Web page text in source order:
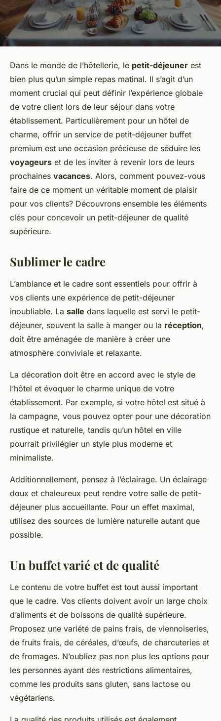
Dans le monde de l’hôtellerie, le petit-déjeuner est
bien plus qu’un simple repas matinal. Il s’agit d’un
moment crucial qui peut définir l’expérience globale
de votre client lors de leur séjour dans votre
établissement. Particulièrement pour un hôtel de
charme, offrir un service de petit-déjeuner buffet
premium est une occasion précieuse de séduire les
voyageurs et de les inviter à revenir lors de leurs
prochaines vacances. Alors, comment pouvez-vous
faire de ce moment un véritable moment de plaisir
pour vos clients? Découvrons ensemble les éléments
clés pour concevoir un petit-déjeuner de qualité
supérieure.
Sublimer le cadre
L’ambiance et le cadre sont essentiels pour offrir à
vos clients une expérience de petit-déjeuner
inoubliable. La salle dans laquelle est servi le petit-
déjeuner, souvent la salle à manger ou la réception,
doit être aménagée de manière à créer une
atmosphère conviviale et relaxante.
La décoration doit être en accord avec le style de
l’hôtel et évoquer le charme unique de votre
établissement. Par exemple, si votre hôtel est situé à
la campagne, vous pouvez opter pour une décoration
rustique et naturelle, tandis qu’un hôtel en ville
pourrait privilégier un style plus moderne et
minimaliste.
Additionnellement, pensez à l’éclairage. Un éclairage
doux et chaleureux peut rendre votre salle de petit-
déjeuner plus accueillante. Pour un effet maximal,
utilisez des sources de lumière naturelle autant que
possible.
Un buffet varié et de qualité
Le contenu de votre buffet est tout aussi important
que le cadre. Vos clients doivent avoir un large choix
d’aliments et de boissons de qualité supérieure.
Proposez une variété de pains frais, de viennoiseries,
de fruits frais, de céréales, d’œufs, de charcuteries et
de fromages. N’oubliez pas non plus les options pour
les personnes ayant des restrictions alimentaires,
comme les produits sans gluten, sans lactose ou
végétariens.